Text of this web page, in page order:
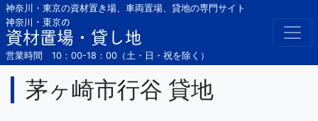
Skip
to
content
神奈川・東京の資材置き場、車両置場、貸地の専門サイト
神奈川・東京の
資材置場・貸し地
営業時間 10：00-18：00（土・日・祝を除く）
茅ヶ崎市行谷 貸地